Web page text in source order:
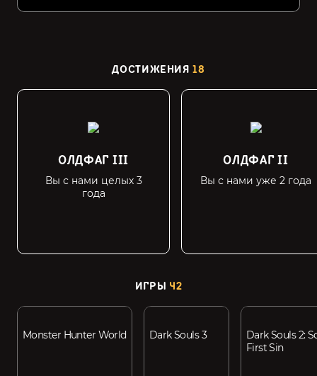
ДОСТИЖЕНИЯ18
ОЛДФАГ III
Вы с нами целых 3
года
ОЛДФАГ II
Вы с нами уже 2 года
ИГРЫ 42
Monster Hunter World Dark Souls 3
Dark Souls 2:
First Sin